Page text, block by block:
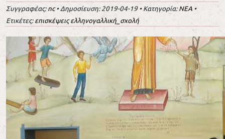
Συγγραφέας: nc• Δημοσίευση: 2019-04-19 • Κατηγορία: ΝΕΑ •
Ετικέτες: επισκέψεις ελληνογαλλική_σχολή